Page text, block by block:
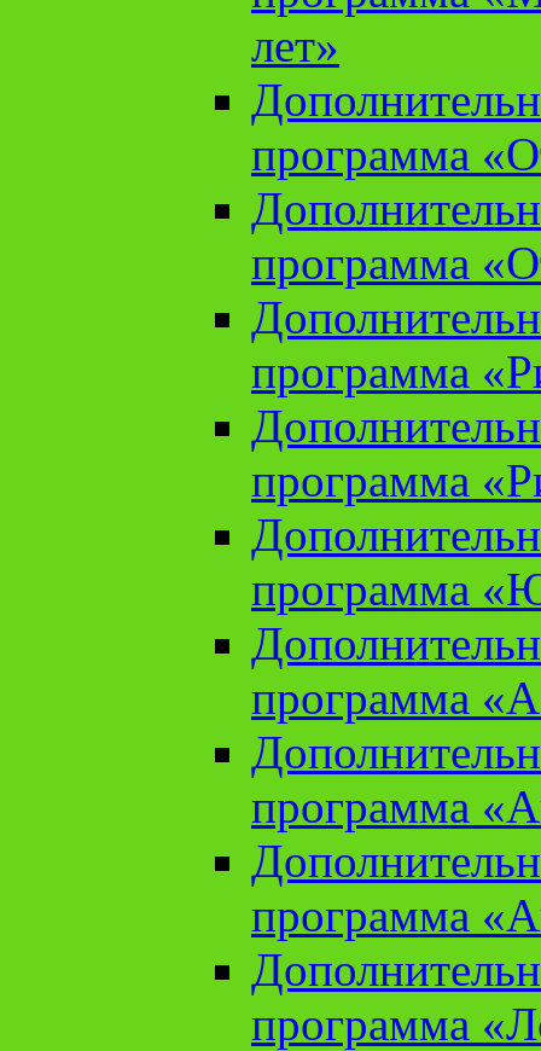
лет»
программа
программа
программа
программа
программа
программа
программа
программа
программа